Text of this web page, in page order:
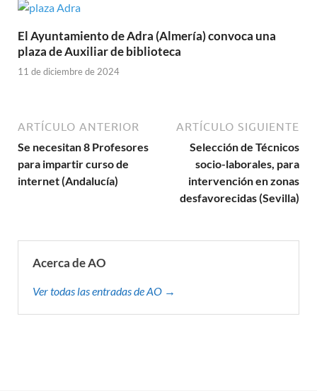
El Ayuntamiento de Adra (Almería) convoca una
plaza de Auxiliar de biblioteca
11 de diciembre de 2024
ARTÍCULO ANTERIOR
Se necesitan 8 Profesores
para impartir curso de
internet (Andalucía)
ARTÍCULO SIGUIENTE
Selección de Técnicos
socio-laborales, para
intervención en zonas
desfavorecidas (Sevilla)
Acerca de AO
Ver todas las entradas de AO →